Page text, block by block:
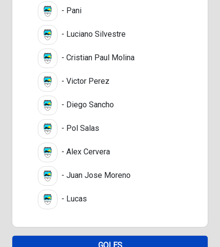
- Pani
- Luciano Silvestre
- Cristian Paul Molina
- Victor Perez
- Diego Sancho
- Pol Salas
- Alex Cervera
- Juan Jose Moreno
- Lucas